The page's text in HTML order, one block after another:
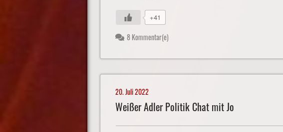
+41
8 Kommentar(e)
20. Juli 2022
Weißer Adler Politik Chat mit Jo